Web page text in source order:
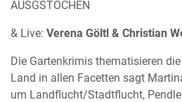
AUSGSTOCHEN
& Live: Verena Göltl & Christian
Die Gartenkrimis thematisieren
Land in allen Facetten sagt
um Landflucht/Stadtflucht,